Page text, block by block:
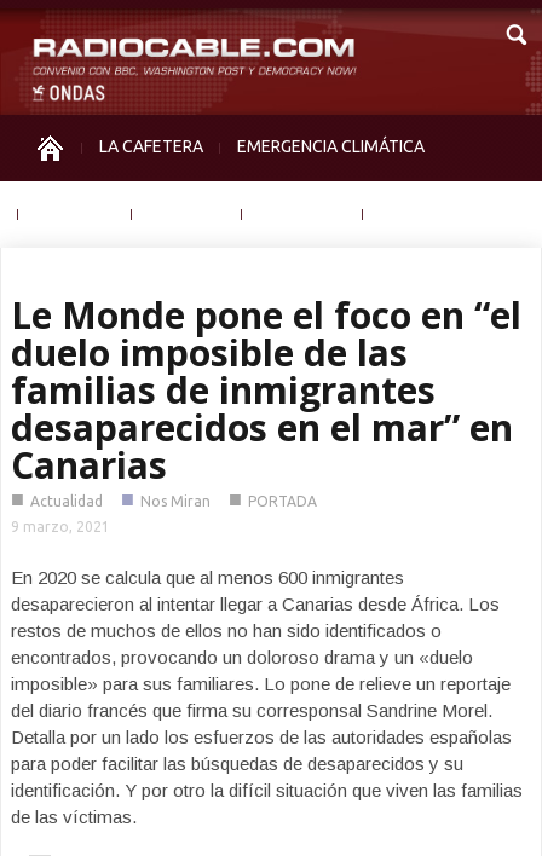
LA CAFETERA EMERGENCIA CLIMÁTICA
Le Monde pone el foco en “el
duelo imposible de las
familias de inmigrantes
desaparecidos en el mar” en
Canarias
■ Actualidad ■ Nos Miran ■ PORTADA
9 marzo, 2021
En 2020 se calcula que al menos 600 inmigrantes
desaparecieron al intentar llegar a Canarias desde África. Los
restos de muchos de ellos no han sido identificados o
encontrados, provocando un doloroso drama y un «duelo
imposible» para sus familiares. Lo pone de relieve un reportaje
del diario francés que firma su corresponsal Sandrine Morel.
Detalla por un lado los esfuerzos de las autoridades españolas
para poder facilitar las búsquedas de desaparecidos y su
identificación. Y por otro la difícil situación que viven las familias
de las víctimas.